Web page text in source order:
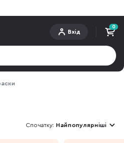
Вхід
0
Спочатку: Найпопулярніші